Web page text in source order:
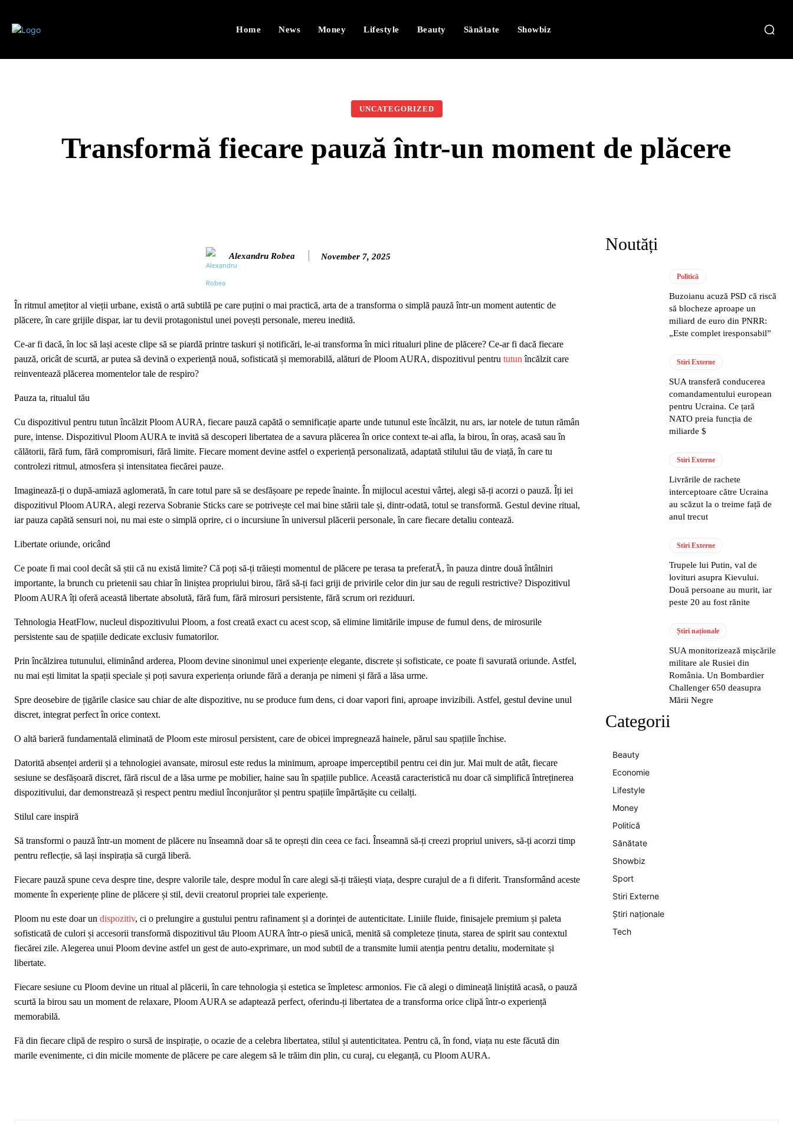
Home News Money Lifestyle Beauty Sănătate Showbiz
UNCATEGORIZED
Transformă fiecare pauză într-un moment de plăcere
Alexandru Robea November 7, 2025
În ritmul amețitor al vieții urbane, există o artă subtilă pe care puțini o mai practică, arta de a transforma o simplă pauză într-un moment autentic de
plăcere, în care grijile dispar, iar tu devii protagonistul unei povești personale, mereu inedită.
Ce-ar fi dacă, în loc să lași aceste clipe să se piardă printre taskuri și notificări, le-ai transforma în mici ritualuri pline de plăcere? Ce-ar fi dacă fiecare
pauză, oricât de scurtă, ar putea să devină o experiență nouă, sofisticată și memorabilă, alături de Ploom AURA, dispozitivul pentru tutun încălzit care
reinventează plăcerea momentelor tale de respiro?
Pauza ta, ritualul tău
Cu dispozitivul pentru tutun încălzit Ploom AURA, fiecare pauză capătă o semnificație aparte unde tutunul este încălzit, nu ars, iar notele de tutun rămân
pure, intense. Dispozitivul Ploom AURA te invită să descoperi libertatea de a savura plăcerea în orice context te-ai afla, la birou, în oraș, acasă sau în
călătorii, fără fum, fără compromisuri, fără limite. Fiecare moment devine astfel o experiență personalizată, adaptată stilului tău de viață, în care tu
controlezi ritmul, atmosfera și intensitatea fiecărei pauze.
Imaginează-ți o după-amiază aglomerată, în care totul pare să se desfășoare pe repede înainte. În mijlocul acestui vârtej, alegi să-ți acorzi o pauză. Îți iei
dispozitivul Ploom AURA, alegi rezerva Sobranie Sticks care se potrivește cel mai bine stării tale și, dintr-odată, totul se transformă. Gestul devine ritual,
iar pauza capătă sensuri noi, nu mai este o simplă oprire, ci o incursiune în universul plăcerii personale, în care fiecare detaliu contează.
Libertate oriunde, oricând
Ce poate fi mai cool decât să știi că nu există limite? Că poți să-ți trăiești momentul de plăcere pe terasa ta preferatĂ, în pauza dintre două întâlniri
importante, la brunch cu prietenii sau chiar în liniștea propriului birou, fără să-ți faci griji de privirile celor din jur sau de reguli restrictive? Dispozitivul
Ploom AURA îți oferă această libertate absolută, fără fum, fără mirosuri persistente, fără scrum ori reziduuri.
Tehnologia HeatFlow, nucleul dispozitivului Ploom, a fost creată exact cu acest scop, să elimine limitările impuse de fumul dens, de mirosurile
persistente sau de spațiile dedicate exclusiv fumatorilor.
Prin încălzirea tutunului, eliminând arderea, Ploom devine sinonimul unei experiențe elegante, discrete și sofisticate, ce poate fi savurată oriunde. Astfel,
nu mai ești limitat la spații speciale și poți savura experiența oriunde fără a deranja pe nimeni și fără a lăsa urme.
Spre deosebire de țigările clasice sau chiar de alte dispozitive, nu se produce fum dens, ci doar vapori fini, aproape invizibili. Astfel, gestul devine unul
discret, integrat perfect în orice context.
O altă barieră fundamentală eliminată de Ploom este mirosul persistent, care de obicei impregnează hainele, părul sau spațiile închise.
Datorită absenței arderii și a tehnologiei avansate, mirosul este redus la minimum, aproape imperceptibil pentru cei din jur. Mai mult de atât, fiecare
sesiune se desfășoară discret, fără riscul de a lăsa urme pe mobilier, haine sau în spațiile publice. Această caracteristică nu doar că simplifică întreținerea
dispozitivului, dar demonstrează și respect pentru mediul înconjurător și pentru spațiile împărtășite cu ceilalți.
Stilul care inspiră
Să transformi o pauză într-un moment de plăcere nu înseamnă doar să te oprești din ceea ce faci. Înseamnă să-ți creezi propriul univers, să-ți acorzi timp
pentru reflecție, să lași inspirația să curgă liberă.
Fiecare pauză spune ceva despre tine, despre valorile tale, despre modul în care alegi să-ți trăiești viața, despre curajul de a fi diferit. Transformând aceste
momente în experiențe pline de plăcere și stil, devii creatorul propriei tale experiențe.
Ploom nu este doar un dispozitiv, ci o prelungire a gustului pentru rafinament și a dorinței de autenticitate. Liniile fluide, finisajele premium și paleta
sofisticată de culori și accesorii transformă dispozitivul tău Ploom AURA într-o piesă unică, menită să completeze ținuta, starea de spirit sau contextul
fiecărei zile. Alegerea unui Ploom devine astfel un gest de auto-exprimare, un mod subtil de a transmite lumii atenția pentru detaliu, modernitate și
libertate.
Fiecare sesiune cu Ploom devine un ritual al plăcerii, în care tehnologia și estetica se împletesc armonios. Fie că alegi o dimineață liniștită acasă, o pauză
scurtă la birou sau un moment de relaxare, Ploom AURA se adaptează perfect, oferindu-ți libertatea de a transforma orice clipă într-o experiență
memorabilă.
Fă din fiecare clipă de respiro o sursă de inspirație, o ocazie de a celebra libertatea, stilul și autenticitatea. Pentru că, în fond, viața nu este făcută din
marile evenimente, ci din micile momente de plăcere pe care alegem să le trăim din plin, cu curaj, cu eleganță, cu Ploom AURA.
Noutăți
Politică
Buzoianu acuză PSD că riscă
să blocheze aproape un
miliard de euro din PNRR:
„Este complet iresponsabil”
Stiri Externe
SUA transferă conducerea
comandamentului european
pentru Ucraina. Ce țară
NATO preia funcția de
miliarde $
Stiri Externe
Livrările de rachete
interceptoare către Ucraina
au scăzut la o treime față de
anul trecut
Stiri Externe
Trupele lui Putin, val de
lovituri asupra Kievului.
Două persoane au murit, iar
peste 20 au fost rănite
Știri naționale
SUA monitorizează mișcările
militare ale Rusiei din
România. Un Bombardier
Challenger 650 deasupra
Mării Negre
Categorii
Beauty
Economie
Lifestyle
Money
Politică
Sănătate
Showbiz
Sport
Stiri Externe
Știri naționale
Tech